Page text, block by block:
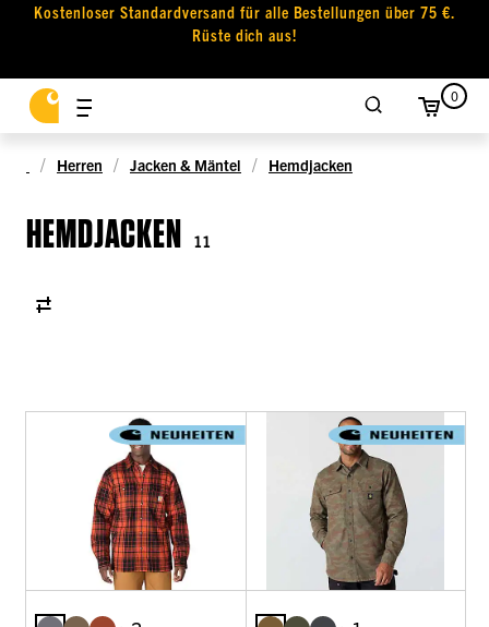
Kostenloser Standardversand für alle Bestellungen über 75 €.
Rüste dich aus!
0
Herren Jacken & Mäntel Hemdjacken
HEMDJACKEN 11